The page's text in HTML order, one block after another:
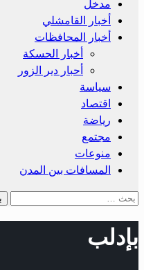
مدخل
أخبار القامشلي
أخبار المحافظات
أخبار الحسكة
أحبار دير الزور
سياسة
اقتصاد
رياضة
مجتمع
منوعات
المسافات بين المدن
البحث
بإدلب